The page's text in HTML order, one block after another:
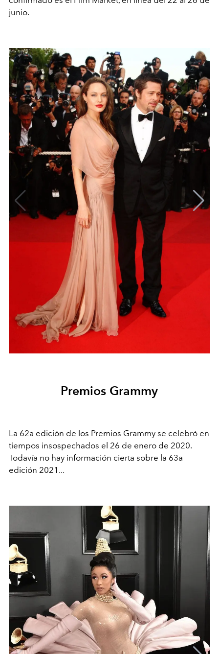
junio.
Premios Grammy
La 62a edición de los Premios Grammy se celebró en
tiempos insospechados el 26 de enero de 2020.
Todavía no hay información cierta sobre la 63a
edición 2021...